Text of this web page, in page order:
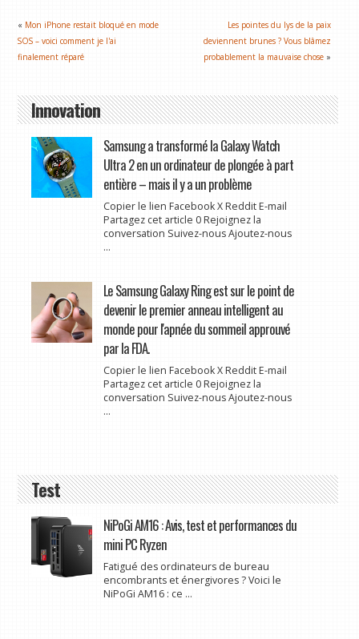
« Mon iPhone restait bloqué en mode
SOS – voici comment je l'ai
finalement réparé
Les pointes du lys de la paix
deviennent brunes ? Vous blâmez
probablement la mauvaise chose »
Innovation
Samsung a transformé la Galaxy Watch
Ultra 2 en un ordinateur de plongée à part
entière – mais il y a un problème
Copier le lien Facebook X Reddit E-mail
Partagez cet article 0 Rejoignez la
conversation Suivez-nous Ajoutez-nous
...
Le Samsung Galaxy Ring est sur le point de
devenir le premier anneau intelligent au
monde pour l'apnée du sommeil approuvé
par la FDA.
Copier le lien Facebook X Reddit E-mail
Partagez cet article 0 Rejoignez la
conversation Suivez-nous Ajoutez-nous
...
Test
NiPoGi AM16 : Avis, test et performances du
mini PC Ryzen
Fatigué des ordinateurs de bureau
encombrants et énergivores ? Voici le
NiPoGi AM16 : ce ...